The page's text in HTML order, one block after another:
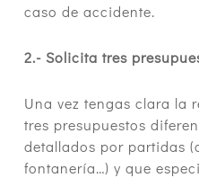
caso de accidente.
2.- Solicita tres
Una vez tengas clara la
tres presupuestos
detallados por partidas
fontanería…) y que